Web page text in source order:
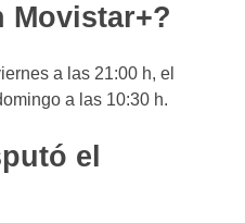
Movistar+?
a las 21:00 h, el
a las 10:30 h.
el